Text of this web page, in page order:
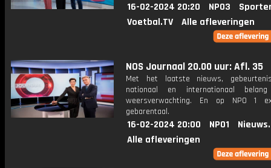
16-02-2024 20:20 NPO3
Voetbal.TV
Alle afleveringen
NOS Journaal 20.00 uur: Afl. 35
Met het laatste nieuws,
nationaal en internationaal
weersverwachting. En op NPO 1
gebarentaal.
16-02-2024 20:00 NPO1
Alle afleveringen